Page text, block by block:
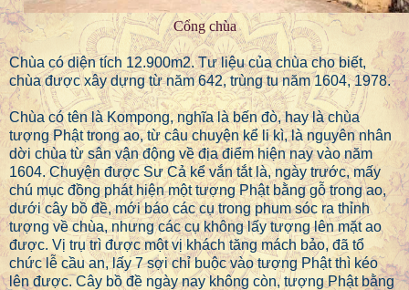
Cổng chùa
Chùa có diện tích 12.900m2. Tư liệu của chùa cho biết,
chùa được xây dựng từ năm 642, trùng tu năm 1604, 1978.
Chùa có tên là Kompong, nghĩa là bến đò, hay là chùa
tượng Phật trong ao, từ câu chuyện kể li kì, là nguyên nhân
dời chùa từ sân vận động về địa điểm hiện nay vào năm
1604. Chuyện được Sư Cả kể vắn tắt là, ngày trước, mấy
chú mục đồng phát hiện một tượng Phật bằng gỗ trong ao,
dưới cây bồ đề, mới báo các cụ trong phum sóc ra thỉnh
tượng về chùa, nhưng các cụ không lấy tượng lên mặt ao
được. Vị trụ trì được một vị khách tăng mách bảo, đã tổ
chức lễ cầu an, lấy 7 sợi chỉ buộc vào tượng Phật thì kéo
lên được. Cây bồ đề ngày nay không còn, tượng Phật bằng